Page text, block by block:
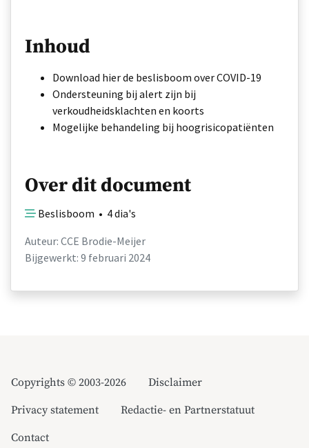
Inhoud
Download hier de beslisboom over COVID-19
Ondersteuning bij alert zijn bij
verkoudheidsklachten en koorts
Mogelijke behandeling bij hoogrisicopatiënten
Over dit document
Beslisboom • 4 dia's
Auteur: CCE Brodie-Meijer
Bijgewerkt: 9 februari 2024
Copyrights © 2003-2026
Disclaimer
Privacy statement
Redactie- en Partnerstatuut
Contact